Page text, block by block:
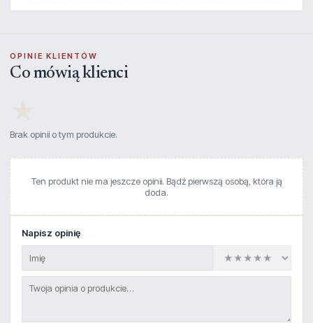
OPINIE KLIENTÓW
Co mówią klienci
Brak opinii o tym produkcie.
Ten produkt nie ma jeszcze opinii. Bądź pierwszą osobą, która ją
doda.
Napisz opinię